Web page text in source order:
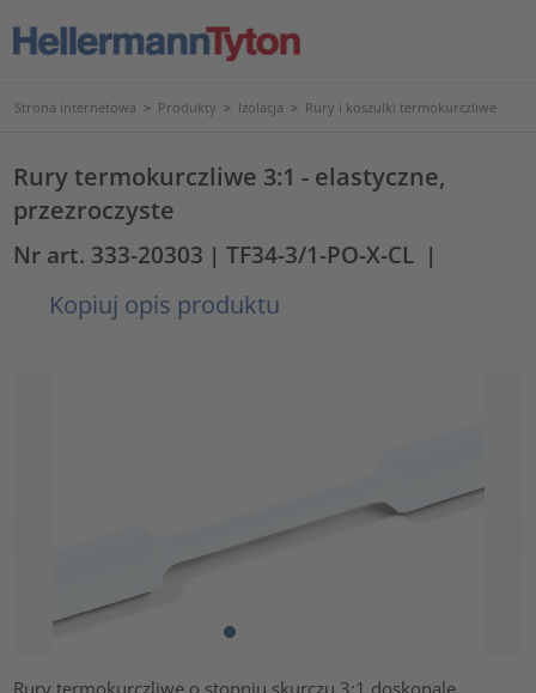
Strona internetowa > Produkty > Izolacja > Rury i koszulki termokurczliwe
Rury termokurczliwe 3:1 - elastyczne,
przezroczyste
Nr art. 333-20303 | TF34-3/1-PO-X-CL |
Kopiuj opis produktu